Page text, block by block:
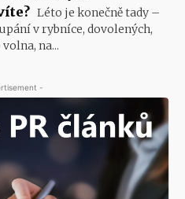
Léto je konečně tady –
v rybníce, dovolených,
na...
-